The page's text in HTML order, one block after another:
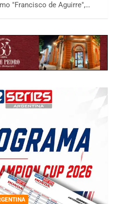
"Francisco de Aguirre",…